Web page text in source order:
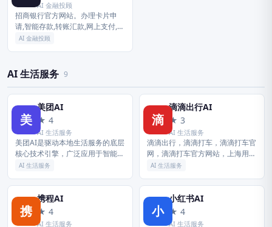
AI 金融投顾
招商银行官方网站。办理卡片申
请,智能存款,转账汇款,网上支付,投
资理财,贷款消费,信用卡还款,生活
AI 金融投顾
AI 生活服务 9
美
美团AI
★ 4
AI 生活服务
美团AI是驱动本地生活服务的底层
核心技术引擎，广泛应用于智能调
度、配送无人机及无人车等领域，
户的生活体验。
AI 生活服务
滴
滴滴出行AI
★ 3
AI 生活服务
滴滴出行，滴滴打车，滴滴打车官
网，滴滴打车官方网站，上海用
车，北京用车，广州用车，深圳用
APP，网约车，嘀嘀打车，滴滴官
网...
AI 生活服务
携
携程AI
★ 4
AI 生活服务
小
小红书AI
★ 4
AI 生活服务